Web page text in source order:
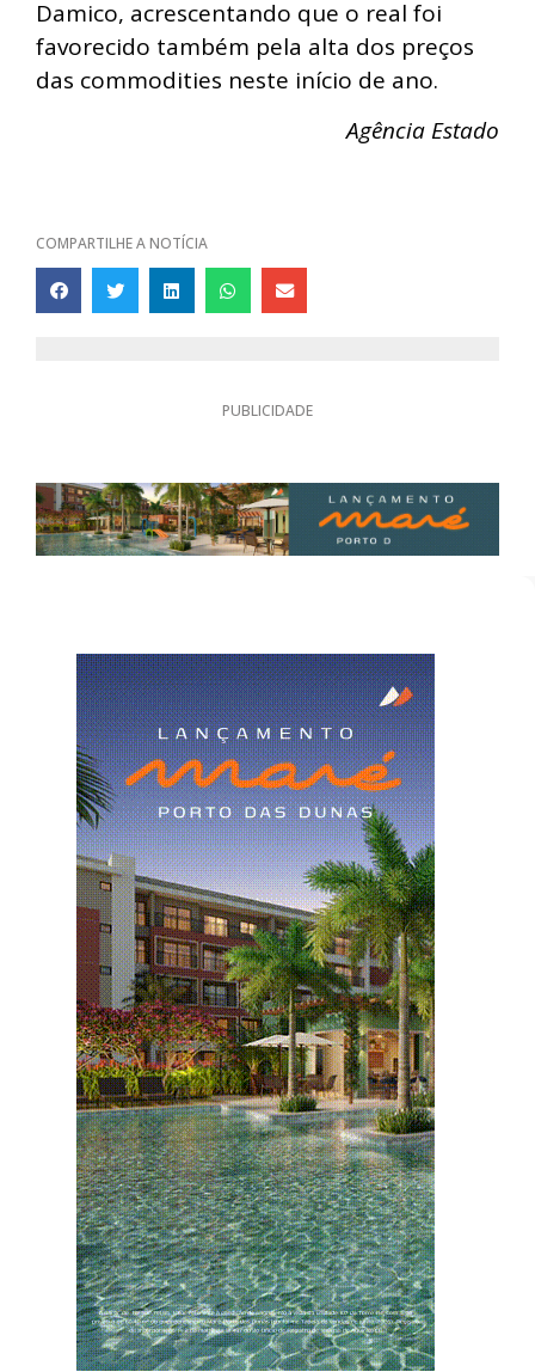
Damico, acrescentando que o real foi
favorecido também pela alta dos preços
das commodities neste início de ano.
Agência Estado
COMPARTILHE A NOTÍCIA
PUBLICIDADE